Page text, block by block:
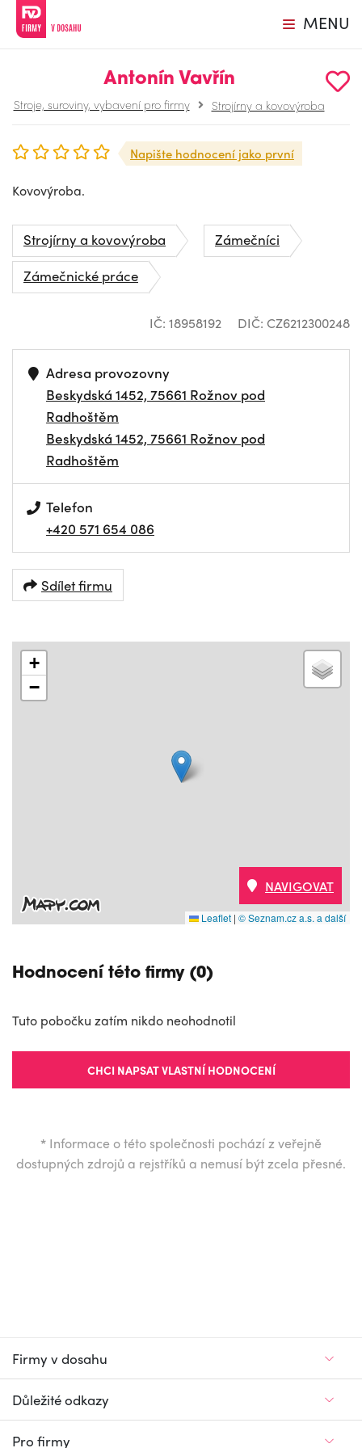
MENU
Antonín Vavřín
Stroje, suroviny, vybavení pro firmy Strojírny a kovovýroba
Napište hodnocení jako první
Kovovýroba.
Strojírny a kovovýroba
Zámečníci
Zámečnické práce
IČ: 18958192 DIČ: CZ6212300248
Adresa provozovny
Beskydská 1452, 75661 Rožnov pod
Radhoštěm
Beskydská 1452, 75661 Rožnov pod
Radhoštěm
Telefon
+420 571 654 086
Sdílet firmu
+
−
Leaflet | © Seznam.cz a.s. a další
NAVIGOVAT
Hodnocení této firmy (0)
Tuto pobočku zatím nikdo neohodnotil
CHCI NAPSAT VLASTNÍ HODNOCENÍ
* Informace o této společnosti pochází z veřejně
dostupných zdrojů a rejstříků a nemusí být zcela přesné.
Firmy v dosahu
Důležité odkazy
Pro firmy